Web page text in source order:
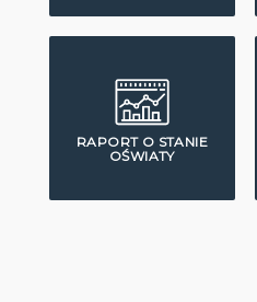
RAPORT O STANIE
OŚWIATY